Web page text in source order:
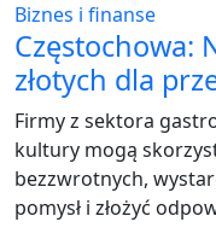
Biznes i finanse
Częstochowa:
złotych dla
Firmy z sektora
kultury mogą
bezzwrotnych,
pomysł i złożyć